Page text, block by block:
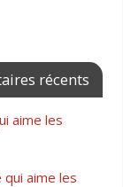
récents
aime les
qui aime les